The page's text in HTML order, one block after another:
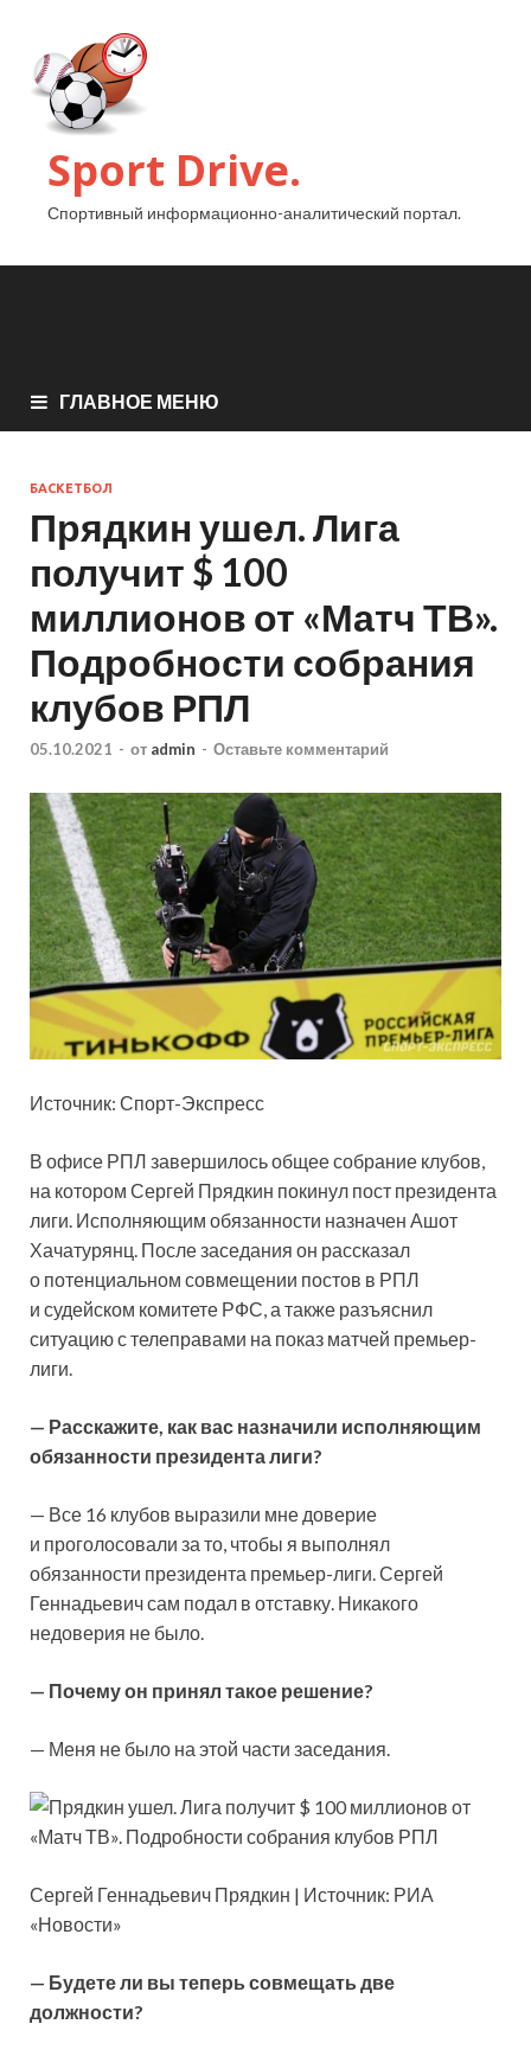
Sport Drive.
Спортивный информационно-аналитический портал.
ГЛАВНОЕ МЕНЮ
БАСКЕТБОЛ
Прядкин ушел. Лига
получит $ 100
миллионов от «Матч ТВ».
Подробности собрания
клубов РПЛ
05.10.2021 - от admin - Оставьте комментарий
Источник: Спорт-Экспресс
В офисе РПЛ завершилось общее собрание клубов,
на котором Сергей Прядкин покинул пост президента
лиги. Исполняющим обязанности назначен Ашот
Хачатурянц. После заседания он рассказал
о потенциальном совмещении постов в РПЛ
и судейском комитете РФС, а также разъяснил
ситуацию с телеправами на показ матчей премьер-
лиги.
— Расскажите, как вас назначили исполняющим
обязанности президента лиги?
— Все 16 клубов выразили мне доверие
и проголосовали за то, чтобы я выполнял
обязанности президента премьер-лиги. Сергей
Геннадьевич сам подал в отставку. Никакого
недоверия не было.
— Почему он принял такое решение?
— Меня не было на этой части заседания.
Сергей Геннадьевич Прядкин | Источник: РИА
«Новости»
— Будете ли вы теперь совмещать две
должности?